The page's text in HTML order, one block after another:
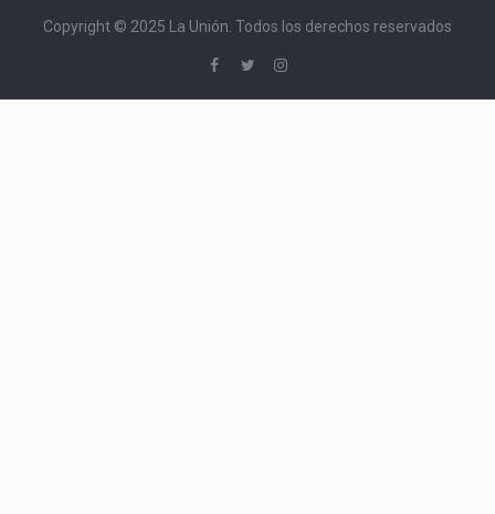
Copyright © 2025 La Unión. Todos los derechos reservados